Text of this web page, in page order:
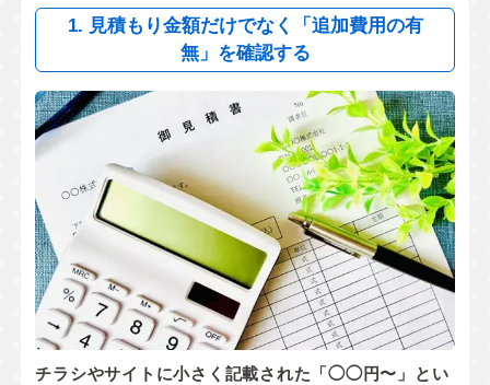
1. 見積もり金額だけでなく「追加費用の有
無」を確認する
チラシやサイトに小さく記載された「◯◯円〜」とい